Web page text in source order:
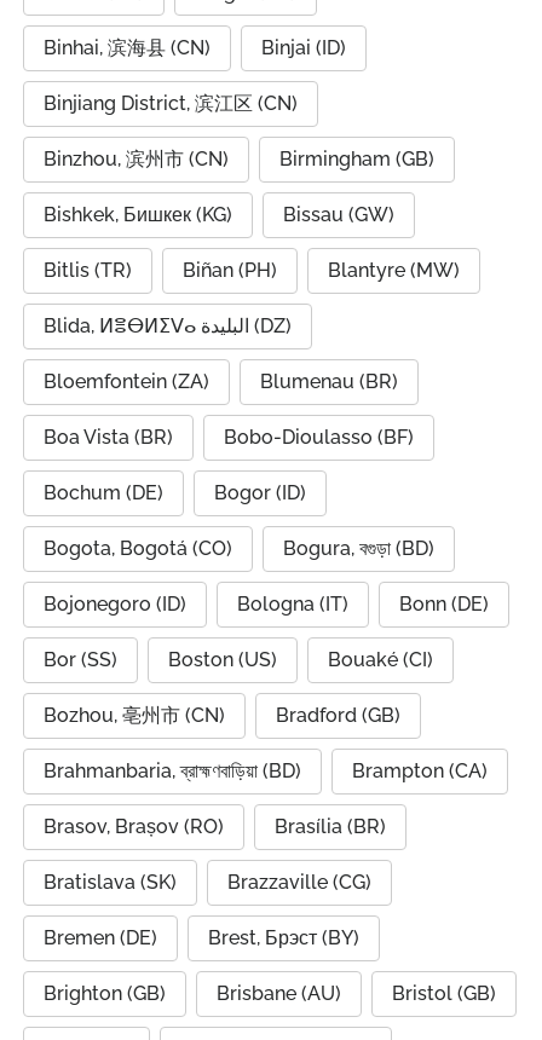
Binhai, 滨海县 (CN) Binjai (ID)
Binjiang District, 滨江区 (CN)
Binzhou, 滨州市 (CN) Birmingham (GB)
Bishkek, Бишкек (KG) Bissau (GW)
Bitlis (TR) Biñan (PH) Blantyre (MW)
Blida, ⵍⴻⴱⵍⵉⴸⴰ البليدة (DZ)
Bloemfontein (ZA) Blumenau (BR)
Boa Vista (BR) Bobo-Dioulasso (BF)
Bochum (DE) Bogor (ID)
Bogota, Bogotá (CO) Bogura, বগুড়া (BD)
Bojonegoro (ID) Bologna (IT) Bonn (DE)
Bor (SS) Boston (US) Bouaké (CI)
Bozhou, 亳州市 (CN) Bradford (GB)
Brahmanbaria, ব্রাহ্মণবাড়িয়া (BD) Brampton (CA)
Brasov, Brașov (RO) Brasília (BR)
Bratislava (SK) Brazzaville (CG)
Bremen (DE) Brest, Брэст (BY)
Brighton (GB) Brisbane (AU) Bristol (GB)